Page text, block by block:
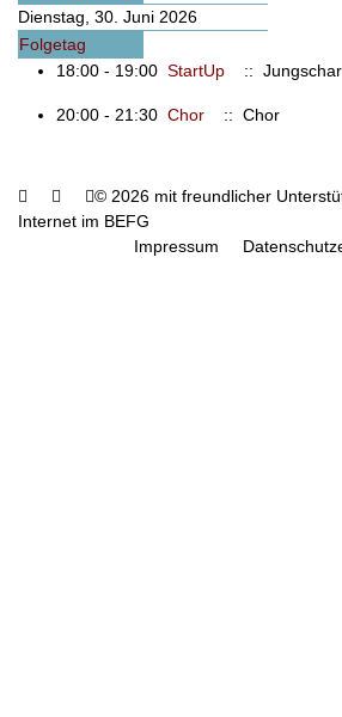
Dienstag, 30. Juni 2026
Folgetag
18:00 - 19:00 StartUp :: Jungschar
20:00 - 21:30 Chor :: Chor
© 2026 mit freundlicher
Internet im BEFG
Impressum